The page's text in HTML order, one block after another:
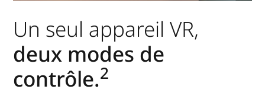
Un seul appareil VR,
deux modes de
contrôle.2